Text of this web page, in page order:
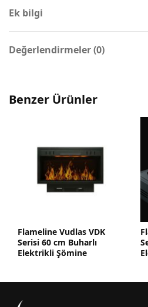
Ek bilgi
Değerlendirmeler (0)
Benzer Ürünler
Flameline Vudlas VDK
Serisi 60 cm Buharlı
Elektrikli Şömine